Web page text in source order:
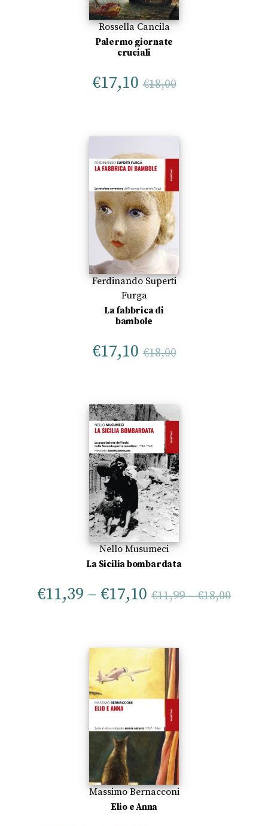
Rossella Cancila
Palermo giornate
cruciali
€17,10 €18,00
Ferdinando Superti
Furga
La fabbrica di
bambole
€17,10 €18,00
Nello Musumeci
La Sicilia bombardata
€11,39 – €17,10 €11,99–€18,00
Massimo Bernacconi
Elio e Anna